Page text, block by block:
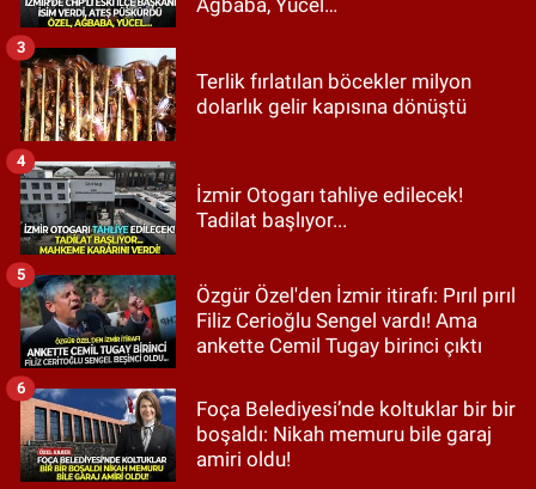
Ağbaba, Yücel…
Terlik fırlatılan böcekler milyon
dolarlık gelir kapısına dönüştü
3
İzmir Otogarı tahliye edilecek!
Tadilat başlıyor...
4
Özgür Özel'den İzmir itirafı: Pırıl pırıl
Filiz Cerioğlu Sengel vardı! Ama
ankette Cemil Tugay birinci çıktı
5
Foça Belediyesi’nde koltuklar bir bir
boşaldı: Nikah memuru bile garaj
amiri oldu!
6